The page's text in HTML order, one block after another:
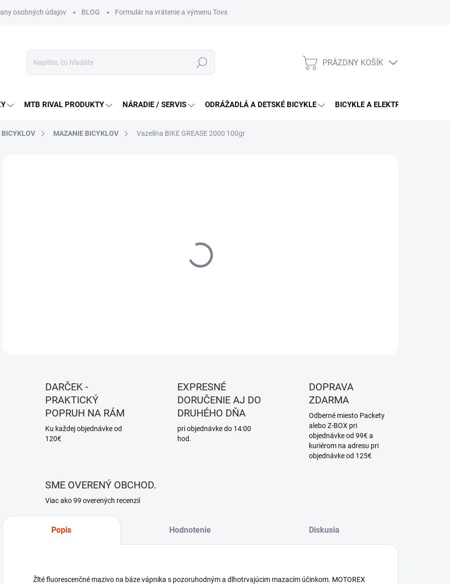
osobných údajov BLOG Formulár na vrátenie a výmenu Tovaru
Hľadať
NÁKUPNÝ
PRÁZDNY KOŠÍK
MTB RIVAL PRODUKTY NÁRADIE / SERVIS ODRÁŽADLÁ A DETSKÉ BICYKLE BICYKLE A ELEKTRO BICYKLE
MAZANIE BICYKLOV Vazelína BIKE GREASE 2000 100gr
MOŽNOSTI
DORUČENIA
DARČEK -
PRAKTICKÝ
POPRUH NA RÁM
Ku každej objednávke od
120€
EXPRESNÉ
DORUČENIE AJ DO
DRUHÉHO DŇA
pri objednávke do 14:00
hod.
DOPRAVA
ZDARMA
Odberné miesto Packety
alebo Z-BOX pri
objednávke od 99€ a
kuriérom na adresu pri
objednávke od 125€
SME OVERENÝ OBCHOD.
Viac ako 99 overených recenzií
Popis Hodnotenie Diskusia
Žlté fluorescenčné mazivo na báze vápnika s pozoruhodným a dlhotrvajúcim mazacím účinkom. MOTOREX